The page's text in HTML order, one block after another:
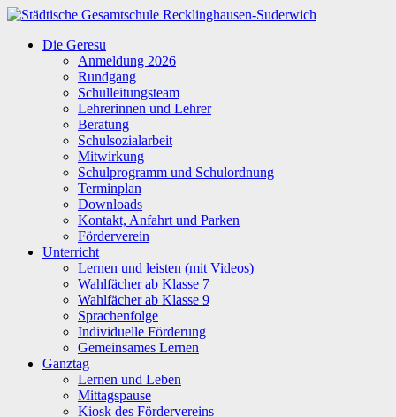
Zum
springen
Städtische
Gesamtschule
Recklinghausen-
Suderwich
Die Geresu
Anmeldung 2026
Rundgang
Schulleitungsteam
Lehrerinnen und Lehrer
Beratung
Schulsozialarbeit
Mitwirkung
Schulprogramm und Schulordnung
Terminplan
Downloads
Kontakt, Anfahrt und Parken
Förderverein
Unterricht
Lernen und leisten (mit Videos)
Wahlfächer ab Klasse 7
Wahlfächer ab Klasse 9
Sprachenfolge
Individuelle Förderung
Gemeinsames Lernen
Ganztag
Lernen und Leben
Mittagspause
Kiosk des Fördervereins